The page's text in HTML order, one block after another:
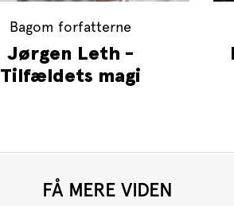
Bagom forfatterne
Jørgen Leth -
Tilfældets magi
FÅ MERE VIDEN